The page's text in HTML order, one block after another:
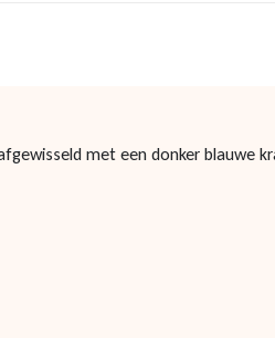
met een donker blauwe